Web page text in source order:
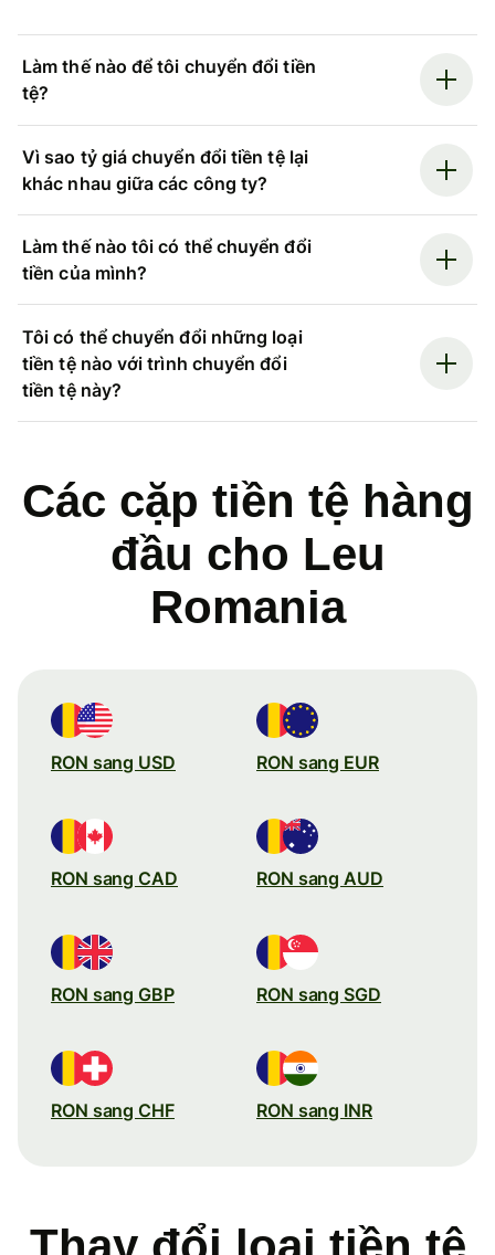
Làm thế nào để tôi chuyển đổi tiền
tệ?
Vì sao tỷ giá chuyển đổi tiền tệ lại
khác nhau giữa các công ty?
Làm thế nào tôi có thể chuyển đổi
tiền của mình?
Tôi có thể chuyển đổi những loại
tiền tệ nào với trình chuyển đổi
tiền tệ này?
Các cặp tiền tệ hàng
đầu cho Leu
Romania
RON sang USD RON sang EUR
RON sang CAD RON sang AUD
RON sang GBP RON sang SGD
RON sang CHF RON sang INR